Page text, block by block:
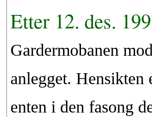
Etter 12. des.
Gardermobanen
anlegget. Hensikten
enten i den fasong